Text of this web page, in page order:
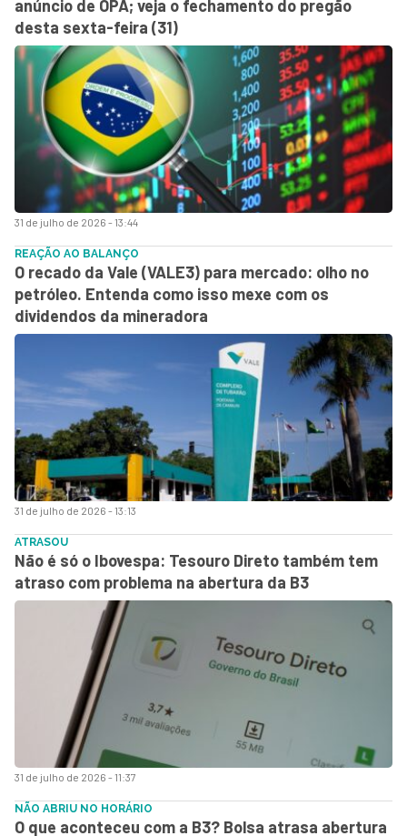
31 de julho de 2026 - 13:44
anúncio de OPA; veja o fechamento do pregão
desta sexta-feira (31)
31 de julho de 2026 - 13:13
REAÇÃO AO BALANÇO
O recado da Vale (VALE3) para mercado: olho no
petróleo. Entenda como isso mexe com os
dividendos da mineradora
31 de julho de 2026 - 11:37
ATRASOU
Não é só o Ibovespa: Tesouro Direto também tem
atraso com problema na abertura da B3
NÃO ABRIU NO HORÁRIO
O que aconteceu com a B3? Bolsa atrasa abertura